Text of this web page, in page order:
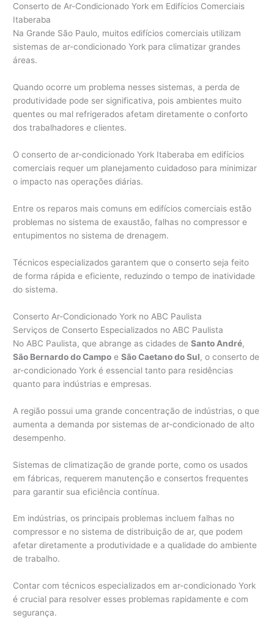
Conserto de Ar-Condicionado York em Edifícios Comerciais
Itaberaba
Na Grande São Paulo, muitos edifícios comerciais utilizam
sistemas de ar-condicionado York para climatizar grandes
áreas.
Quando ocorre um problema nesses sistemas, a perda de
produtividade pode ser significativa, pois ambientes muito
quentes ou mal refrigerados afetam diretamente o conforto
dos trabalhadores e clientes.
O conserto de ar-condicionado York Itaberaba em edifícios
comerciais requer um planejamento cuidadoso para minimizar
o impacto nas operações diárias.
Entre os reparos mais comuns em edifícios comerciais estão
problemas no sistema de exaustão, falhas no compressor e
entupimentos no sistema de drenagem.
Técnicos especializados garantem que o conserto seja feito
de forma rápida e eficiente, reduzindo o tempo de inatividade
do sistema.
Conserto Ar-Condicionado York no ABC Paulista
Serviços de Conserto Especializados no ABC Paulista
No ABC Paulista, que abrange as cidades deSanto André,
São Bernardo do Campo eSão Caetano do Sul, o conserto de
ar-condicionado York é essencial tanto para residências
quanto para indústrias e empresas.
A região possui uma grande concentração de indústrias, o que
aumenta a demanda por sistemas de ar-condicionado de alto
desempenho.
Sistemas de climatização de grande porte, como os usados
em fábricas, requerem manutenção e consertos frequentes
para garantir sua eficiência contínua.
Em indústrias, os principais problemas incluem falhas no
compressor e no sistema de distribuição de ar, que podem
afetar diretamente a produtividade e a qualidade do ambiente
de trabalho.
Contar com técnicos especializados em ar-condicionado York
é crucial para resolver esses problemas rapidamente e com
segurança.